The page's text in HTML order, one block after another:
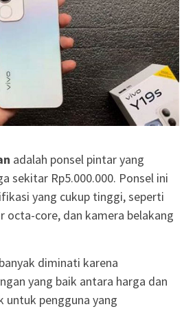
adalah ponsel pintar yang
sekitar Rp5.000.000. Ponsel ini
yang cukup tinggi, seperti
octa-core, dan kamera belakang
diminati karena
yang baik antara harga dan
untuk pengguna yang